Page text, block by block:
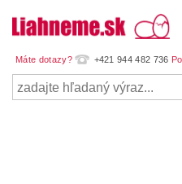
+421 944 482 736